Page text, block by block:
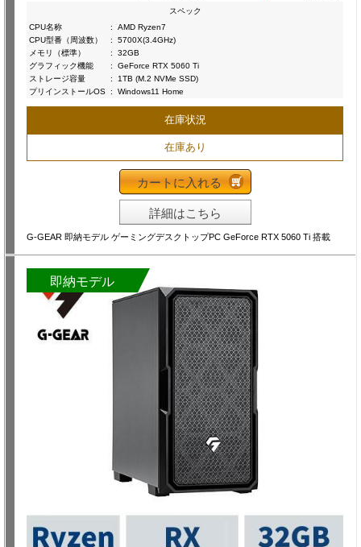
スペック
CPU名称
:
AMD Ryzen7
CPU型番（周波数）
:
5700X(3.4GHz)
メモリ（標準）
:
32GB
グラフィック機能
:
GeForce RTX 5060 Ti
ストレージ容量
:
1TB (M.2 NVMe SSD)
プリインストールOS : Windows11 Home
在庫状況
在庫あり
カートに入れる
詳細はこちら
G-GEAR 即納モデル ゲーミングデスクトップPC GeForce RTX 5060 Ti 搭載
即納モデル